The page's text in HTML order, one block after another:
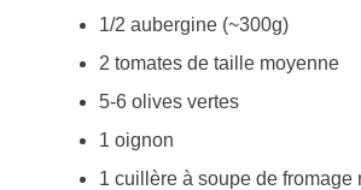
1/2 aubergine (~300g)
2 tomates de taille moyenne
5-6 olives vertes
1 oignon
1 cuillère à soupe de fromage